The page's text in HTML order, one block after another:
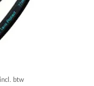
incl. btw